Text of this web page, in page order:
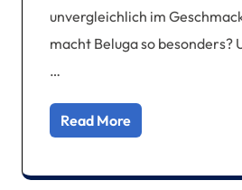
unvergleichlich im
macht Beluga so besonders?
…
Read More